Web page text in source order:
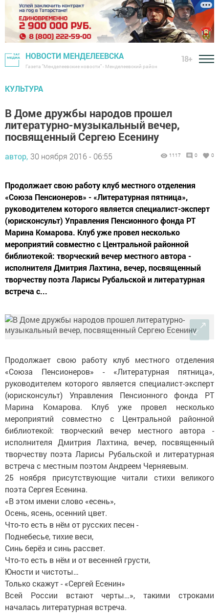
НОВОСТИ МЕНДЕЛЕЕВСКА
Газета "Менделеевские новости" - Менделеевский район
18+
КУЛЬТУРА
В Доме дружбы народов прошел
литературно-музыкальный вечер,
посвященный Сергею Есенину
автор, 30 ноября 2016 - 06:55 1117 0 0
Продолжает свою работу клуб местного отделения
«Союза Пенсионеров» - «Литературная пятница»,
руководителем которого является специалист-эксперт
(юрисконсульт) Управления Пенсионного фонда РТ
Марина Комарова. Клуб уже провел несколько
мероприятий совместно с Центральной районной
библиотекой: творческий вечер местного автора -
исполнителя Дмитрия Лахтина, вечер, посвященный
творчеству поэта Ларисы Рубальской и литературная
встреча с...
Продолжает свою работу клуб местного отделения
«Союза Пенсионеров» - «Литературная пятница»,
руководителем которого является специалист-эксперт
(юрисконсульт) Управления Пенсионного фонда РТ
Марина Комарова. Клуб уже провел несколько
мероприятий совместно с Центральной районной
библиотекой: творческий вечер местного автора -
исполнителя Дмитрия Лахтина, вечер, посвященный
творчеству поэта Ларисы Рубальской и литературная
встреча с местным поэтом Андреем Черняевым.
25 ноября присутствующие читали стихи великого
поэта Сергея Есенина.
«В этом имени слово «есень»,
Осень, ясень, осенний цвет.
Что-то есть в нём от русских песен -
Поднебесье, тихие веси,
Синь берёз и синь рассвет.
Что-то есть в нём и от весенней грусти,
Юности и чистоты…
Только скажут - «Сергей Есенин»
Всей России встают черты…», такими строками
началась литературная встреча.